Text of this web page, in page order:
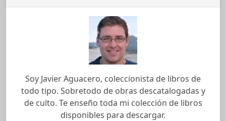
Soy Javier Aguacero, coleccionista de libros de
todo tipo. Sobretodo de obras descatalogadas y
de culto. Te enseño toda mi colección de libros
disponibles para descargar.